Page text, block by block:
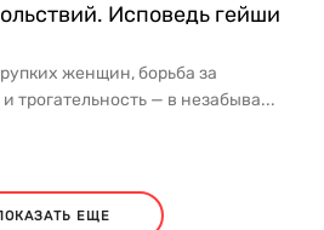
Исповедь гейши
женщин, борьба за
трогательность — в незабыва...
ЕЩЕ